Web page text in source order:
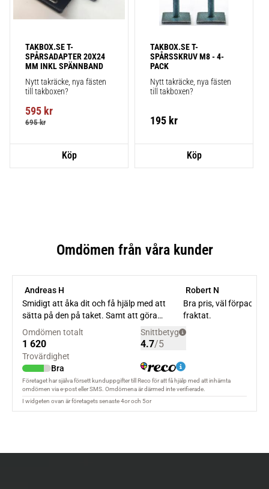
TAKBOX.SE T-
SPÅRSADAPTER 20X24
MM INKL SPÄNNBAND
Nytt takräcke, nya fästen
till takboxen?
595 kr
695kr
TAKBOX.SE T-
SPÅRSSKRUV M8 - 4-
PACK
Nytt takräcke, nya fästen
till takboxen?
195 kr